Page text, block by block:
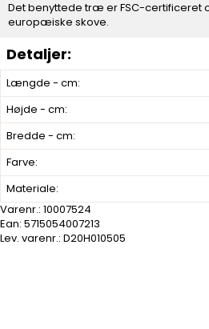
Længde - cm:
Højde - cm:
Bredde - cm:
Farve:
Materiale:
Varenr.: 10007524
Ean: 5715054007213
Lev. varenr.: D20H010505
Det benyttede træ er FSC-certificeret
europæiske skove.